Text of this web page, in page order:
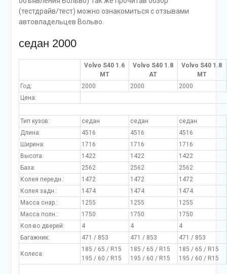
(тестдрайв/тест) можно ознакомиться с отзывами
автовладельцев Вольво.
седан 2000
Volvo S40 1.6
MT
Volvo S40 1.8
AT
Volvo S40 1.8
MT
Год:
2000 2000
2000
Цена:
Тип кузов: седан седан
седан
Длина:
4516 4516
4516
Ширина:
1716 1716
1716
Высота:
1422 1422
1422
База:
2562 2562
2562
Колея передн.:
1472 1472
1472
Колея задн.:
1474 1474
1474
Масса снар.:
1255 1255
1255
Масса полн.:
1750 1750
1750
Кол-во дверей:
4 4
4
Багажник:
471 / 853 471 / 853 471 / 853
Колеса:
185 / 65 / R15
195 / 60 / R15
185 / 65 / R15
195 / 60 / R15
185 / 65 / R15
195 / 60 / R15